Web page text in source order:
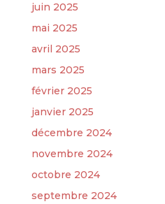
juin 2025
mai 2025
avril 2025
mars 2025
février 2025
janvier 2025
décembre 2024
novembre 2024
octobre 2024
septembre 2024